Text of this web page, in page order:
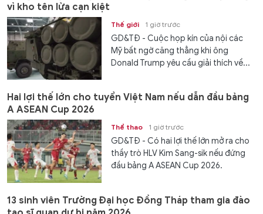
vì kho tên lửa cạn kiệt
Thế giới 1 giờ trước
GD&TĐ - Cuộc họp kín của nội các
Mỹ bất ngờ căng thẳng khi ông
Donald Trump yêu cầu giải thích về...
Hai lợi thế lớn cho tuyển Việt Nam nếu dẫn đầu bảng
A ASEAN Cup 2026
Thể thao 1 giờ trước
GD&TĐ - Có hai lợi thế lớn mở ra cho
thầy trò HLV Kim Sang-sik nếu đứng
đầu bảng A ASEAN Cup 2026.
13 sinh viên Trường Đại học Đồng Tháp tham gia đào